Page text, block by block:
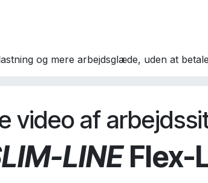
og mere arbejdsglæde, uden at
video af
LINEFlex-